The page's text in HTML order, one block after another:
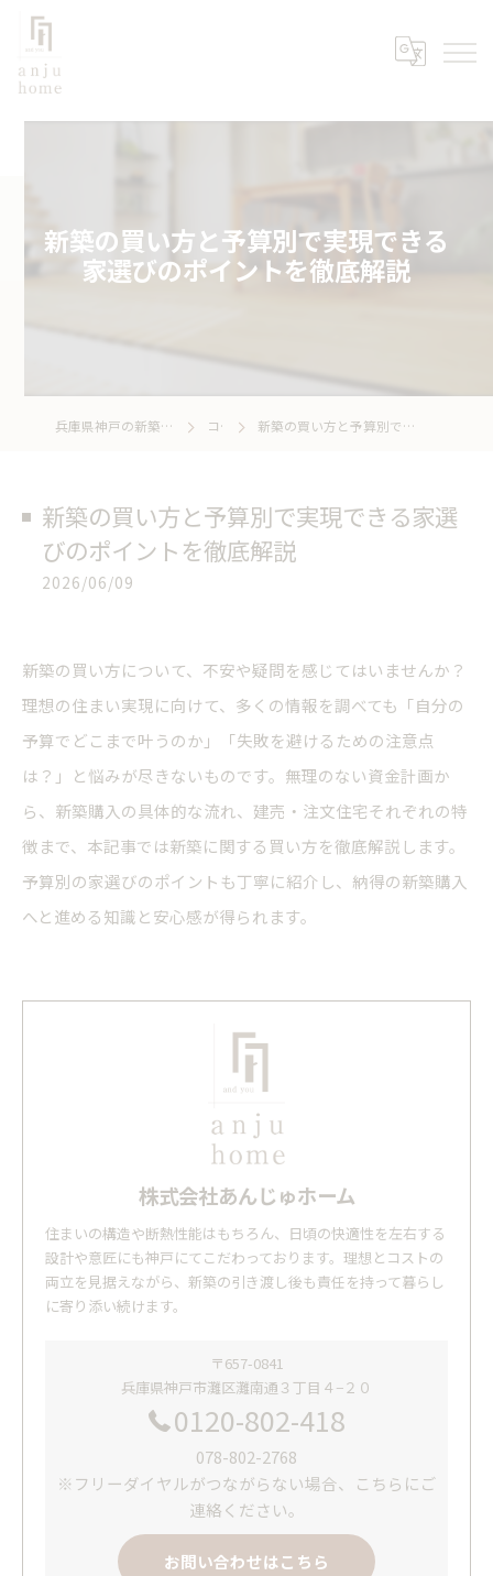
新築の買い方と予算別で実現できる
家選びのポイントを徹底解説
兵庫県神戸の新築なら株式会社あんじゅホーム コラム 新築の買い方と予算別で実現できる家選びのポイントを徹底解説
新築の買い方と予算別で実現できる家選
びのポイントを徹底解説
2026/06/09
新築の買い方について、不安や疑問を感じてはいませんか？
理想の住まい実現に向けて、多くの情報を調べても「自分の
予算でどこまで叶うのか」「失敗を避けるための注意点
は？」と悩みが尽きないものです。無理のない資金計画か
ら、新築購入の具体的な流れ、建売・注文住宅それぞれの特
徴まで、本記事では新築に関する買い方を徹底解説します。
予算別の家選びのポイントも丁寧に紹介し、納得の新築購入
へと進める知識と安心感が得られます。
株式会社あんじゅホーム
住まいの構造や断熱性能はもちろん、日頃の快適性を左右する
設計や意匠にも神戸にてこだわっております。理想とコストの
両立を見据えながら、新築の引き渡し後も責任を持って暮らし
に寄り添い続けます。
〒657-0841
兵庫県神戸市灘区灘南通３丁目４−２０
0120-802-418
078-802-2768
※フリーダイヤルがつながらない場合、こちらにご
連絡ください。
お問い合わせはこちら